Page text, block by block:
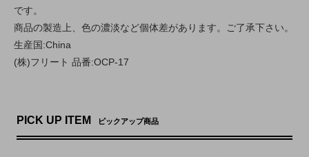
です。
商品の製造上、色の濃淡など個体差があります。ご了承下さい。
生産国:China
(株)フリート 品番:OCP-17
PICK UP ITEM ピックアップ商品